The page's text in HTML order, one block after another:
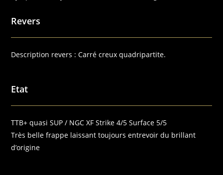
Revers
Description revers :Carré creux quadripartite.
Etat
TTB+ quasi SUP / NGC XF Strike 4/5 Surface 5/5
Très belle frappe laissant toujours entrevoir du brillant
d’origine